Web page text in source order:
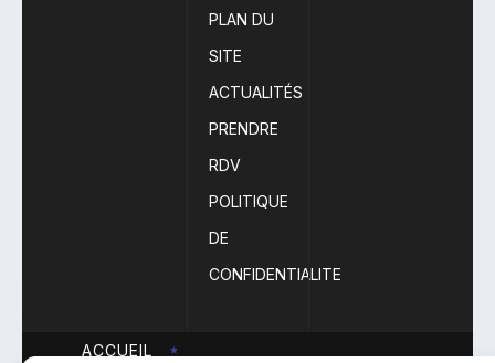
PLAN DU
SITE
ACTUALITÉS
PRENDRE
RDV
POLITIQUE
DE
CONFIDENTIALITE
ACCUEIL